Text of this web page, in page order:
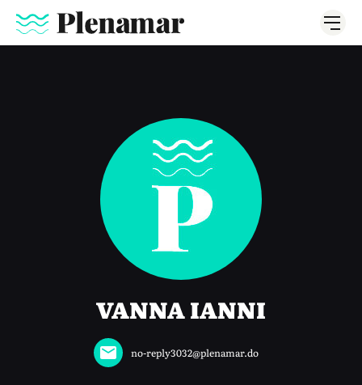
VANNA IANNI
no-reply3032@plenamar.do